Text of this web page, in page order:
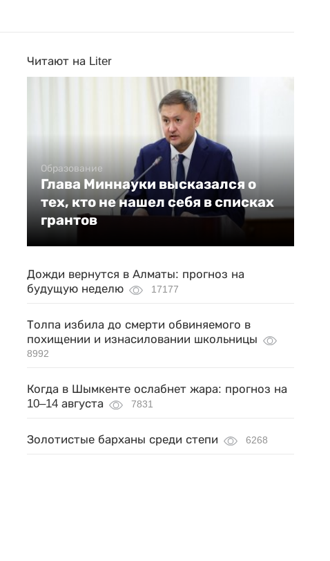
Читают на Liter
Образование
Глава Миннауки высказался о
тех, кто не нашел себя в списках
грантов
Дожди вернутся в Алматы: прогноз на
будущую неделю
17177
Толпа избила до смерти обвиняемого в
похищении и изнасиловании школьницы
8992
Когда в Шымкенте ослабнет жара: прогноз на
10–14 августа
7831
Золотистые барханы среди степи 6268